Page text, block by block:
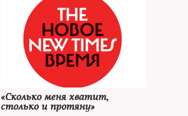
«Сколько меня хватит,
столько и протяну»